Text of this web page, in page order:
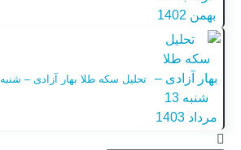
تحلیل سکه طلا بهار آزادی – شنبه 13 مرداد 1403